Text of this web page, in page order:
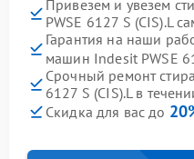
Привезем и увезем
PWSE 6127 S (CIS).L
Гарантия на наши
машин Indesit PWSE
Срочный ремонт
6127 S (CIS).L в
Скидка для вас до